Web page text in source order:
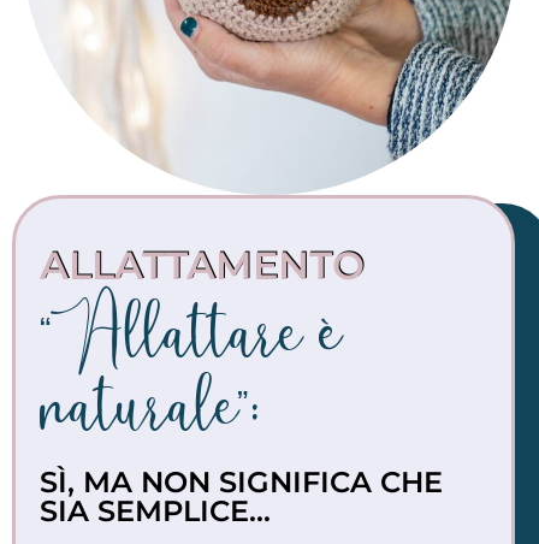
ALLATTAMENTO
“Allattare è
naturale”:
SÌ, MA NON SIGNIFICA CHE
SIA SEMPLICE...